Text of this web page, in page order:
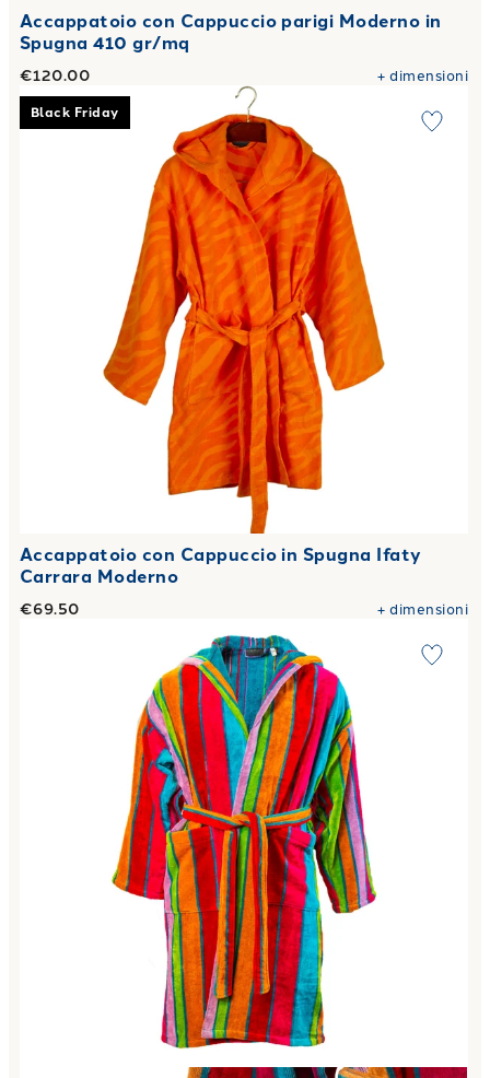
Accappatoio con Cappuccio parigi Moderno in
Spugna 410 gr/mq
€120.00 +dimensioni
Link to "Accappatoio con Cappuccio in Spugna Ifaty
Black Friday
Accappatoio con Cappuccio in Spugna Ifaty
Carrara Moderno
€69.50 +dimensioni